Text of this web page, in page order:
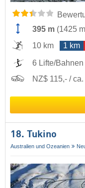
395 m (1425 m
10 km
1 km
6 Lifte/Bahnen
NZ$ 115,- /
18. Tukino
Australien und Ozeanien